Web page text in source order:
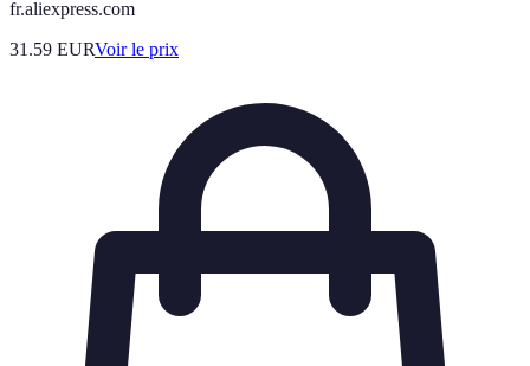
fr.aliexpress.com
31.59 EURVoir le prix